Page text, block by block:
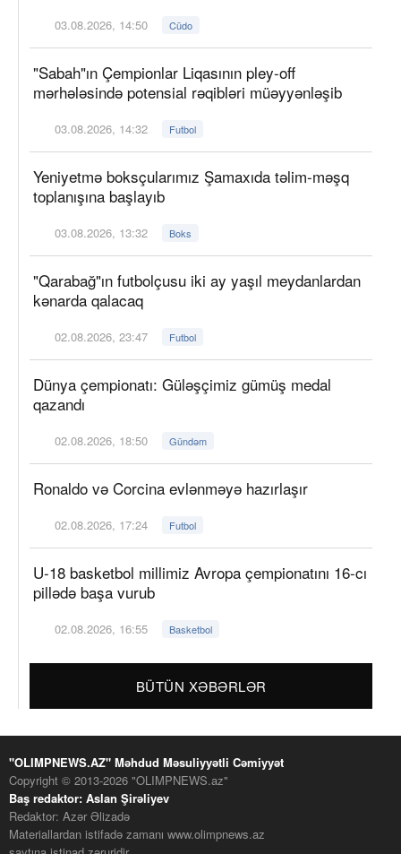
03.08.2026, 14:50 Cüdo
"Sabah"ın Çempionlar Liqasının pley-off
mərhələsində potensial rəqibləri müəyyənləşib
03.08.2026, 14:32 Futbol
Yeniyetmə boksçularımız Şamaxıda təlim-məşq
toplanışına başlayıb
03.08.2026, 13:32 Boks
"Qarabağ"ın futbolçusu iki ay yaşıl meydanlardan
kənarda qalacaq
02.08.2026, 23:47 Futbol
Dünya çempionatı: Güləşçimiz gümüş medal
qazandı
02.08.2026, 18:50 Gündəm
Ronaldo və Corcina evlənməyə hazırlaşır
02.08.2026, 17:24 Futbol
U-18 basketbol millimiz Avropa çempionatını 16-cı
pillədə başa vurub
02.08.2026, 16:55 Basketbol
BÜTÜN XƏBƏRLƏR
"OLIMPNEWS.AZ" Məhdud Məsuliyyətli Cəmiyyət
Copyright © 2013-2026 "OLIMPNEWS.az"
Baş redaktor: Aslan Şirəliyev
Redaktor: Azər Əlizadə
Materiallardan istifadə zamanı www.olimpnews.az